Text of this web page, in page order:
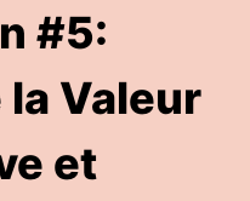
#5:
la Valeur
et